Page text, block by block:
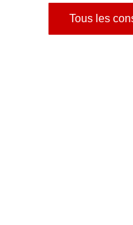
Tous les